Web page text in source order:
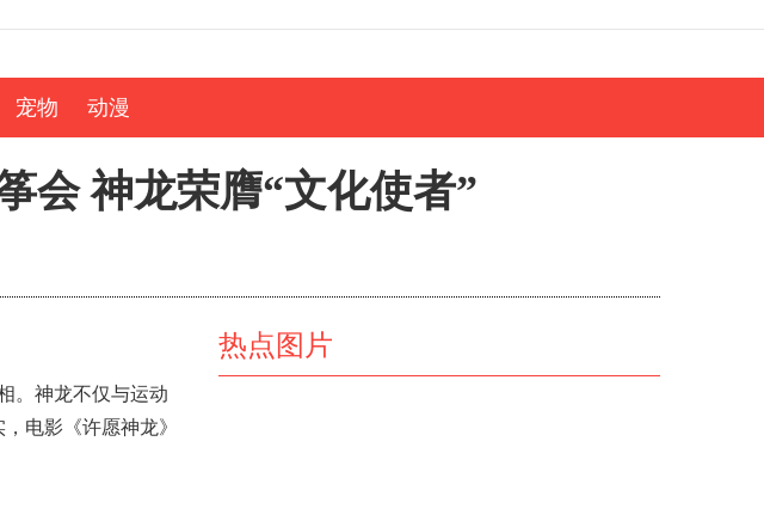
宠物 动漫
会 神龙荣膺“文化使者”
。神龙不仅与运动
电影《许愿神龙》
热点图片